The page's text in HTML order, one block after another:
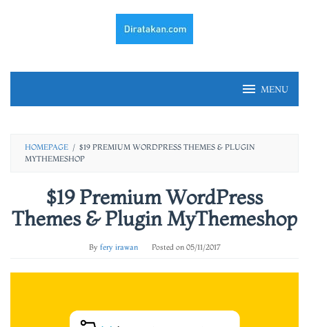
MENU
HOMEPAGE / $19 PREMIUM WORDPRESS THEMES & PLUGIN
MYTHEMESHOP
$19 Premium WordPress
Themes & Plugin MyThemeshop
By fery irawan Posted on 05/11/2017